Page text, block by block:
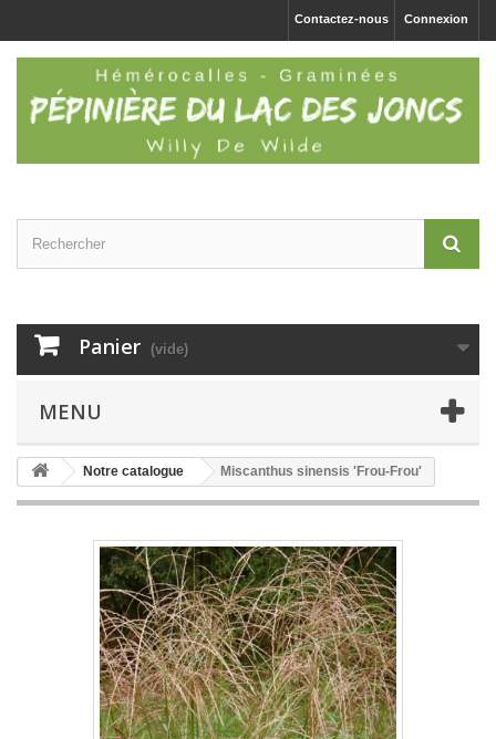
Connexion
Contactez-nous
Panier (vide)
MENU
Notre catalogue Miscanthus sinensis 'Frou-Frou'